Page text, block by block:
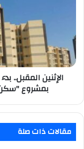
السكنية
المخصصة
بمشروع
"سكن
مصر"
قنا
الإثنين المقبل..
بمشروع "سكن
مقالات ذات صلة